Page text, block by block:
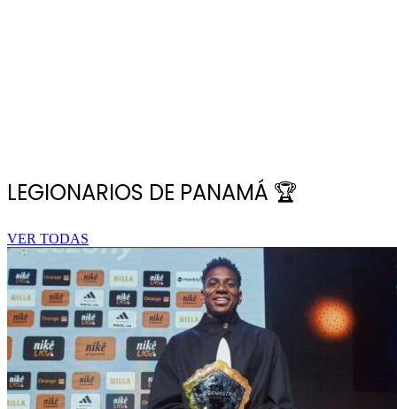
LEGIONARIOS DE PANAMÁ 🏆
VER TODAS